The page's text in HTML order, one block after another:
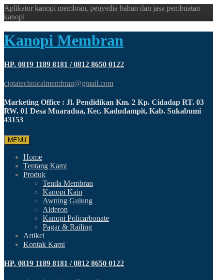
Aplikator kanopi membran, penyedia bahan dan jasa pembuatan
kanopi
Kanopi Membran
HP. 0819 1189 8181 / 0812 8650 0122
ciptatechnicalmembran@gmail.com
Marketing Office : Jl. Pendidikan Km. 2 Kp. Cidadap RT. 03
RW. 01 Desa Muaradua, Kec. Kadudampit, Kab. Sukabumi
43153
MENU
Home
Tentang Kami
Produk
Tenda Membran
Kanopi Kain
Awning Gulung
Alderon
Kanopi Policarbonate
Pagar & Railing
Artikel
Kontak Kami
HP. 0819 1189 8181 / 0812 8650 0122